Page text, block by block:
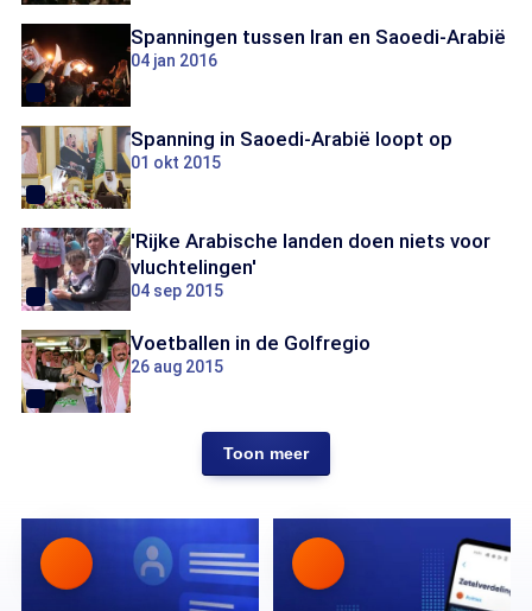
Spanningen tussen Iran en Saoedi-Arabië
04 jan 2016
Spanning in Saoedi-Arabië loopt op
01 okt 2015
'Rijke Arabische landen doen niets voor
vluchtelingen'
04 sep 2015
Voetballen in de Golfregio
26 aug 2015
Toon meer